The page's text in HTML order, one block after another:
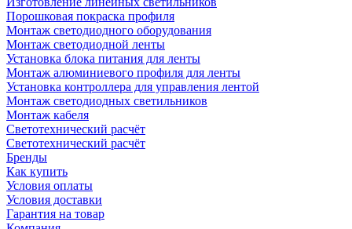
Порошковая покраска профиля
Монтаж светодиодного оборудования
Монтаж светодиодной ленты
Установка блока питания для ленты
Монтаж алюминиевого профиля для ленты
Установка контроллера для управления лентой
Монтаж светодиодных светильников
Монтаж кабеля
Светотехнический расчёт
Светотехнический расчёт
Бренды
Как купить
Условия оплаты
Условия доставки
Гарантия на товар